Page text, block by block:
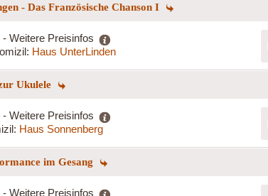
- Das Französische Chanson I
- Weitere Preisinfos
Haus UnterLinden
Ukulele
- Weitere Preisinfos
Haus Sonnenberg
im Gesang
- Weitere Preisinfos